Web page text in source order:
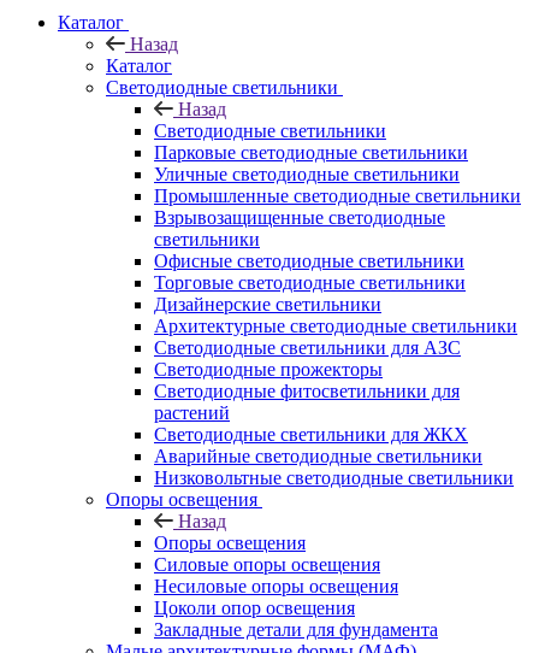
Каталог
Назад
Каталог
Светодиодные светильники
Назад
Светодиодные светильники
Парковые светодиодные светильники
Уличные светодиодные светильники
Промышленные светодиодные светильники
Взрывозащищенные светодиодные
светильники
Офисные светодиодные светильники
Торговые светодиодные светильники
Дизайнерские светильники
Архитектурные светодиодные светильники
Светодиодные светильники для АЗС
Светодиодные прожекторы
Светодиодные фитосветильники для
растений
Светодиодные светильники для ЖКХ
Аварийные светодиодные светильники
Низковольтные светодиодные светильники
Опоры освещения
Назад
Опоры освещения
Силовые опоры освещения
Несиловые опоры освещения
Цоколи опор освещения
Закладные детали для фундамента